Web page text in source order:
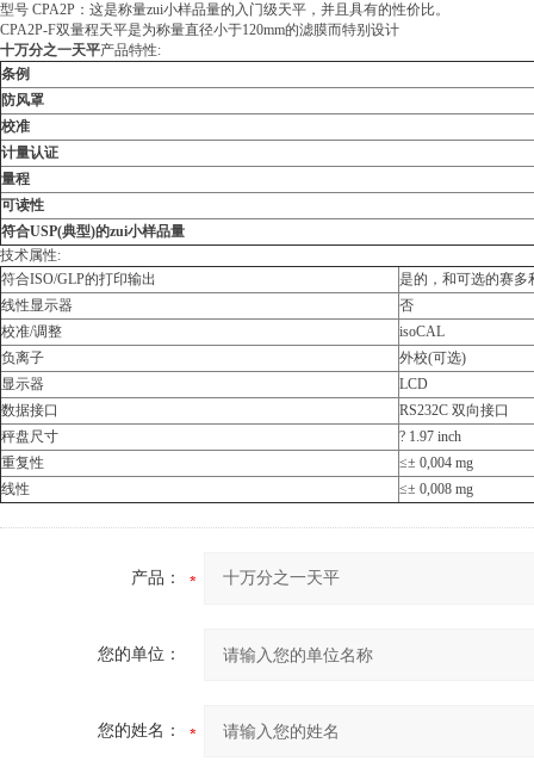
型号 CPA2P：这是称量zui小样品量的入门级天平，并且具有的性价比。
CPA2P-F双量程天平是为称量直径小于120mm的滤膜而特别设计
十万分之一天平产品特性:
条例
防风罩
校准
计量认证
量程
可读性
符合USP(典型)的zui小样品量
技术属性:
符合ISO/GLP的打印输出
是的，和可选的赛多
线性显示器
否
校准/调整
isoCAL
负离子
外校(可选)
显示器
LCD
数据接口
RS232C 双向接口
秤盘尺寸
? 1.97 inch
重复性
≤± 0,004 mg
线性
≤± 0,008 mg
产品：
您的单位：
您的姓名：